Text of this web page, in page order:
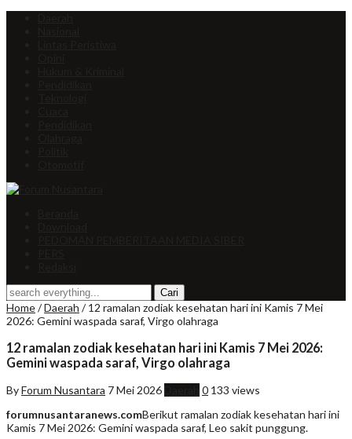
Home/Daerah /12 ramalan zodiak kesehatan hari ini Kamis 7 Mei
2026: Gemini waspada saraf, Virgo olahraga
12 ramalan zodiak kesehatan hari ini Kamis 7 Mei 2026:
Gemini waspada saraf, Virgo olahraga
ByForum Nusantara 7 Mei 2026 0 133 views
forumnusantaranews.comBerikut ramalan zodiak kesehatan hari ini
Kamis 7 Mei 2026: Gemini waspada saraf, Leo sakit punggung.